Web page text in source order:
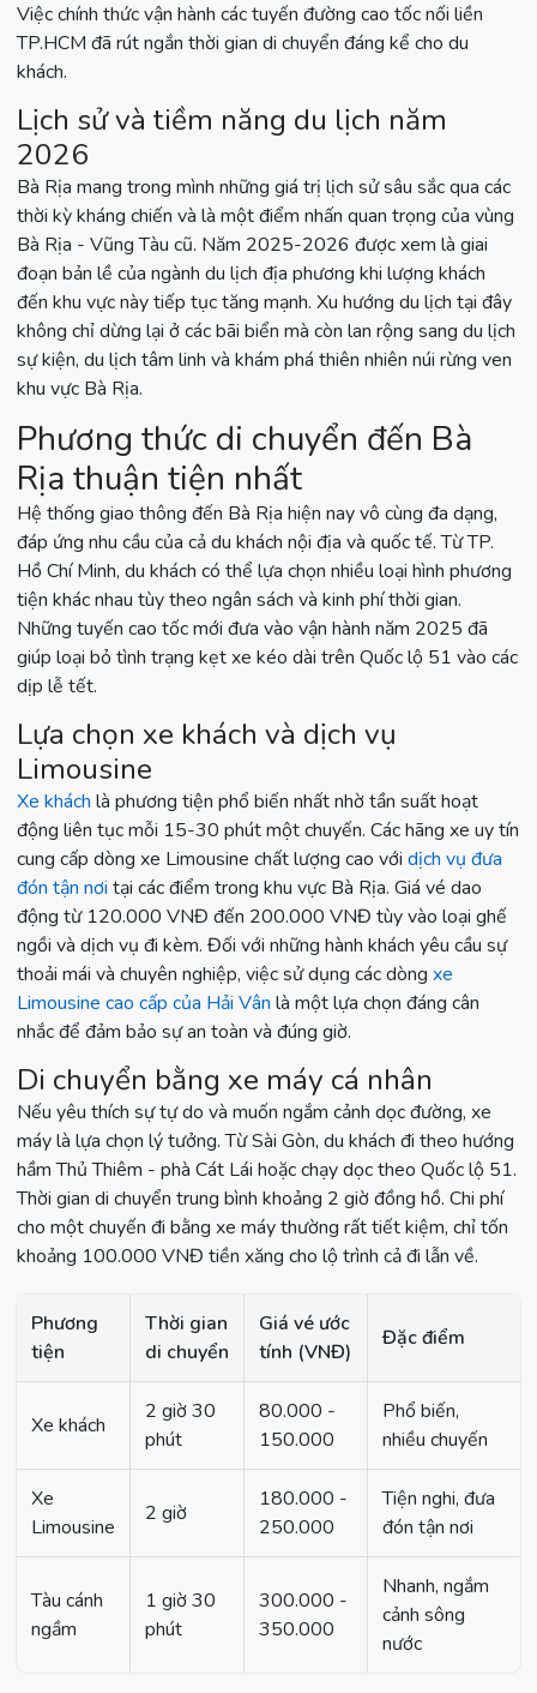
Việc chính thức vận hành các tuyến đường cao tốc nối liền
TP.HCM đã rút ngắn thời gian di chuyển đáng kể cho du
khách.
Lịch sử và tiềm năng du lịch năm
2026
Bà Rịa mang trong mình những giá trị lịch sử sâu sắc qua các
thời kỳ kháng chiến và là một điểm nhấn quan trọng của vùng
Bà Rịa - Vũng Tàu cũ. Năm 2025-2026 được xem là giai
đoạn bản lề của ngành du lịch địa phương khi lượng khách
đến khu vực này tiếp tục tăng mạnh. Xu hướng du lịch tại đây
không chỉ dừng lại ở các bãi biển mà còn lan rộng sang du lịch
sự kiện, du lịch tâm linh và khám phá thiên nhiên núi rừng ven
khu vực Bà Rịa.
Phương thức di chuyển đến Bà
Rịa thuận tiện nhất
Hệ thống giao thông đến Bà Rịa hiện nay vô cùng đa dạng,
đáp ứng nhu cầu của cả du khách nội địa và quốc tế. Từ TP.
Hồ Chí Minh, du khách có thể lựa chọn nhiều loại hình phương
tiện khác nhau tùy theo ngân sách và kinh phí thời gian.
Những tuyến cao tốc mới đưa vào vận hành năm 2025 đã
giúp loại bỏ tình trạng kẹt xe kéo dài trên Quốc lộ 51 vào các
dịp lễ tết.
Lựa chọn xe khách và dịch vụ
Limousine
Xe khách là phương tiện phổ biến nhất nhờ tần suất hoạt
động liên tục mỗi 15-30 phút một chuyến. Các hãng xe uy tín
cung cấp dòng xe Limousine chất lượng cao với dịch vụ đưa
đón tận nơi tại các điểm trong khu vực Bà Rịa. Giá vé dao
động từ 120.000 VNĐ đến 200.000 VNĐ tùy vào loại ghế
ngồi và dịch vụ đi kèm. Đối với những hành khách yêu cầu sự
thoải mái và chuyên nghiệp, việc sử dụng các dòng xe
Limousine cao cấp của Hải Vân là một lựa chọn đáng cân
nhắc để đảm bảo sự an toàn và đúng giờ.
Di chuyển bằng xe máy cá nhân
Nếu yêu thích sự tự do và muốn ngắm cảnh dọc đường, xe
máy là lựa chọn lý tưởng. Từ Sài Gòn, du khách đi theo hướng
hầm Thủ Thiêm - phà Cát Lái hoặc chạy dọc theo Quốc lộ 51.
Thời gian di chuyển trung bình khoảng 2 giờ đồng hồ. Chi phí
cho một chuyến đi bằng xe máy thường rất tiết kiệm, chỉ tốn
khoảng 100.000 VNĐ tiền xăng cho lộ trình cả đi lẫn về.
Phương
tiện
Thời gian
di chuyển
Giá vé ước
tính (VNĐ)
Đặc điểm
Xe khách
2 giờ 30
phút
80.000 -
150.000
Phổ biến,
nhiều chuyến
Xe
Limousine
2 giờ
180.000 -
250.000
Tiện nghi, đưa
đón tận nơi
Tàu cánh
ngầm
1 giờ 30
phút
300.000 -
350.000
Nhanh, ngắm
cảnh sông
nước